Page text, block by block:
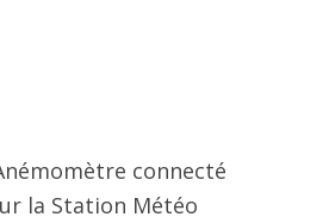
connecté
la Station Météo